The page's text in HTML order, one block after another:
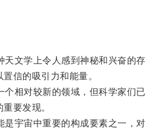
文学上令人感到神秘和兴奋的存
信的吸引力和能量。
相对较新的领域，但科学家们已
要发现。
宇宙中重要的构成要素之一，对